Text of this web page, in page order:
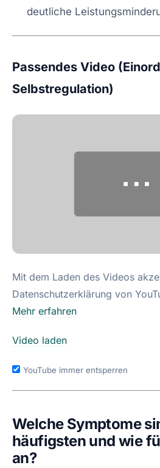
deutliche
Passendes Video
Selbstregulation)
Mit dem Laden des Videos
Datenschutzerklärung von
Mehr erfahren
Video laden
YouTube immer entsperren
Welche Symptome
häufigsten und wie
an?